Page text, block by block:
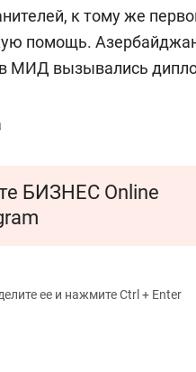
к тому же
помощь.
в МИД вызывались
БИЗНЕС Online
ее и нажмите Ctrl + Enter